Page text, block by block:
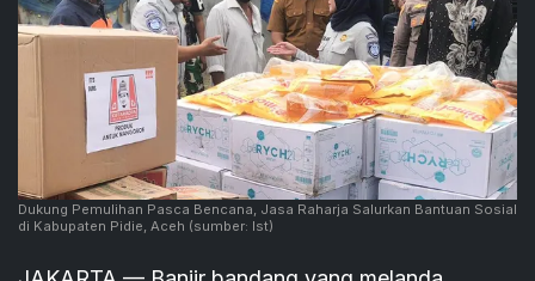
Dukung Pemulihan Pasca Bencana, Jasa Raharja Salurkan Bantuan Sosial
di Kabupaten Pidie, Aceh (sumber: Ist)